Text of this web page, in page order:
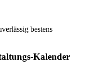
bestens
Kalender